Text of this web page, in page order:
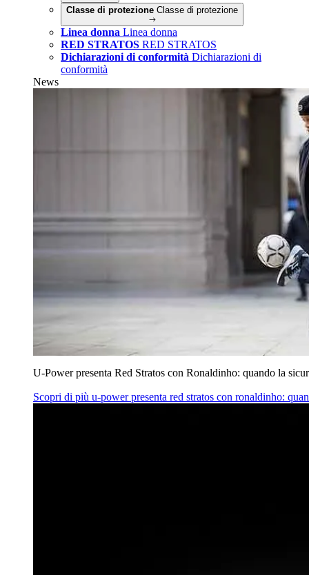
Classe di protezione Classe di protezione
Linea donna Linea donna
RED STRATOS RED STRATOS
Dichiarazioni di conformità Dichiarazioni di
conformità
News
U‑Power presenta Red Stratos con Ronaldinho: quando la
Scopri di più u‑power presenta red stratos con ronaldinho: